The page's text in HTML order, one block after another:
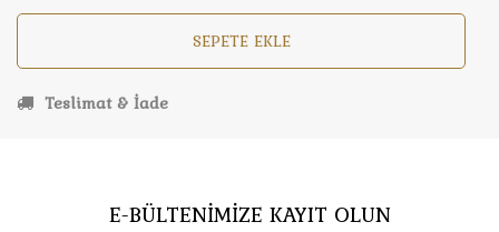
SEPETE EKLE
Teslimat & İade
E-BÜLTENİMİZE KAYIT OLUN